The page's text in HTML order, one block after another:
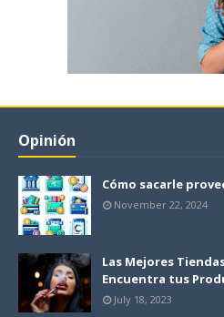
Opinión
Cómo sacarle
November 22, 2024
Las Mejores
Encuentra tus
July 18, 2023